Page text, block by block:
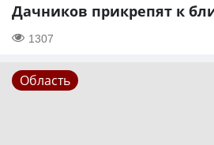
Дачников прикрепят к
1307
Область